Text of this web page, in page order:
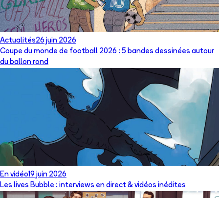
Actualités26 juin 2026
Coupe du monde de football 2026 : 5 bandes dessinées autour
du ballon rond
En vidéo19 juin 2026
Les lives Bubble : interviews en direct & vidéos inédites